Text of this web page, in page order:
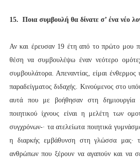
15. Ποια συμβουλή θα δίνατε σ’ ένα νέο
Αν και έρευσαν 19 έτη από το πρώτο μου
θέση να συμβουλέψω έναν νεότερο
συμβουλάτορα. Απεναντίας, είμαι ένθερμος
παραδείγματος διδαχής. Κινούμενος στο
αυτά που με βοήθησαν στη δημιουργία
ποιητικού ίχνους είναι η μελέτη των
συγχρόνων-∙ τα ατελείωτα ποιητικά
η διαρκής εμβάθυνση στη γλώσσα μας∙
ανθρώπων που ξέρουν να αγαπούν και να